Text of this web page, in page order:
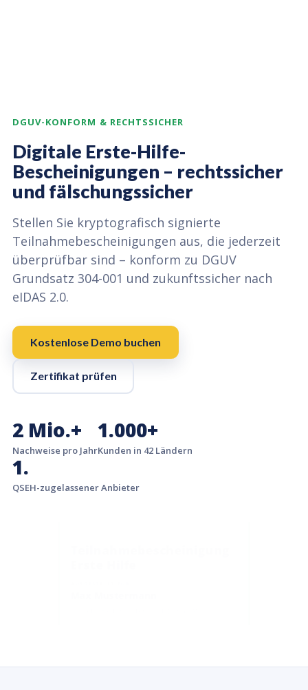
DGUV-KONFORM & RECHTSSICHER
Digitale Erste-Hilfe-
Bescheinigungen – rechtssicher
und fälschungssicher
Stellen Sie kryptografisch signierte
Teilnahmebescheinigungen aus, die jederzeit
überprüfbar sind – konform zu DGUV
Grundsatz 304-001 und zukunftssicher nach
eIDAS 2.0.
Kostenlose Demo buchen
Zertifikat prüfen
2 Mio.+
Nachweise pro Jahr
1.000+
Kunden in 42 Ländern
1.
QSEH-zugelassener Anbieter